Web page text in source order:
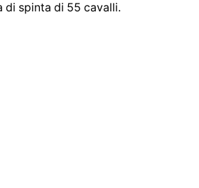
di spinta di 55 cavalli.